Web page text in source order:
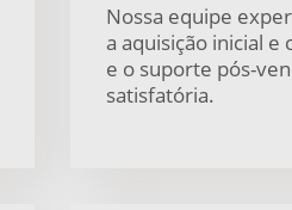
Nossa equipe
a aquisição inicial e
e o suporte pós-
satisfatória.